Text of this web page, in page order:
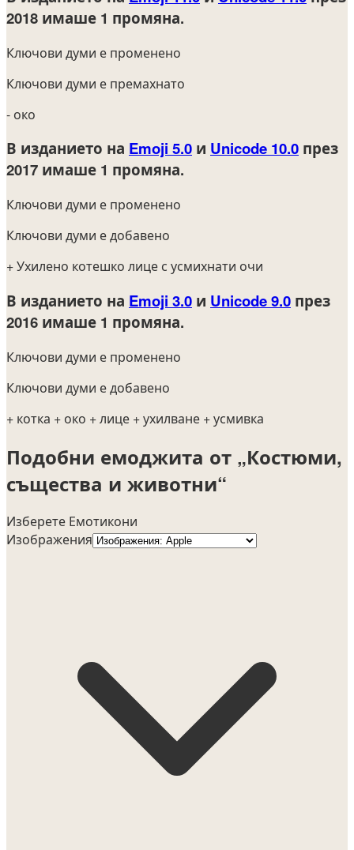
2018 имаше 1 промяна.
Ключови думи е променено
Ключови думи е премахнато
- око
В изданието на Emoji 5.0 и Unicode 10.0 през
2017 имаше 1 промяна.
Ключови думи е променено
Ключови думи е добавено
+ Ухилено котешко лице с усмихнати очи
В изданието на Emoji 3.0 и Unicode 9.0 през
2016 имаше 1 промяна.
Ключови думи е променено
Ключови думи е добавено
+ котка + око + лице + ухилване + усмивка
Подобни емоджита от „Костюми,
същества и животни“
Изберете Емотикони
Изображения